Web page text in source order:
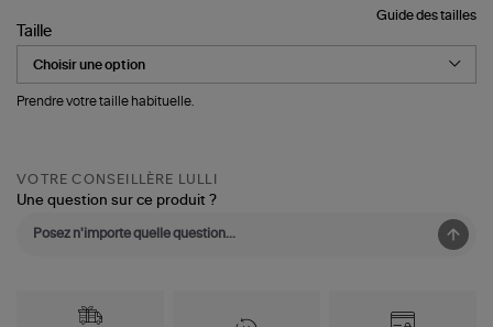
Highland
Vintage
Sapphire
Guide des tailles
Taille
Prendre votre taille habituelle.
VOTRE CONSEILLÈRE LULLI
Une question sur ce produit ?